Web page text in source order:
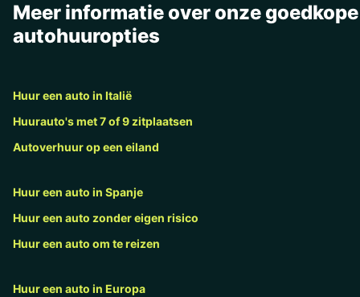
Meer informatie over onze goedkope
autohuuropties
Huur een auto in Italië
Huurauto's met 7 of 9 zitplaatsen
Autoverhuur op een eiland
Huur een auto in Spanje
Huur een auto zonder eigen risico
Huur een auto om te reizen
Huur een auto in Europa